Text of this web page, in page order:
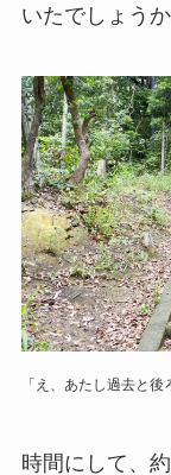
いたでしょうか
「え、あたし過去と後
時間にして、約